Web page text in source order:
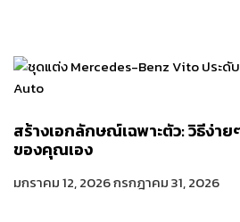
สร้างเอกลักษณ์เฉพาะตัว: วิธีง่าย
ของคุณเอง
มกราคม 12, 2026กรกฎาคม 31, 2026